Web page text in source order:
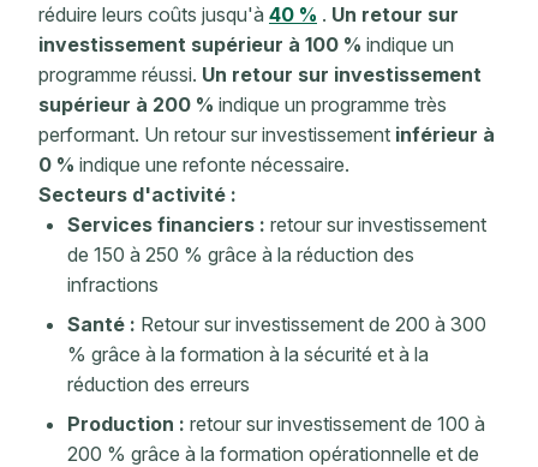
réduire leurs coûts jusqu'à 40 % . Un retour sur
investissement supérieur à 100 % indique un
programme réussi. Un retour sur investissement
supérieur à 200 % indique un programme très
performant. Un retour sur investissement inférieur à
0 % indique une refonte nécessaire.
Secteurs d'activité :
Services financiers : retour sur investissement
de 150 à 250 % grâce à la réduction des
infractions
Santé : Retour sur investissement de 200 à 300
% grâce à la formation à la sécurité et à la
réduction des erreurs
Production : retour sur investissement de 100 à
200 % grâce à la formation opérationnelle et de